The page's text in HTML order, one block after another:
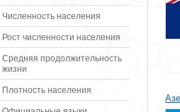
Численность населения
Рост численности населения
Средняя продолжительность
жизни
Плотность населения